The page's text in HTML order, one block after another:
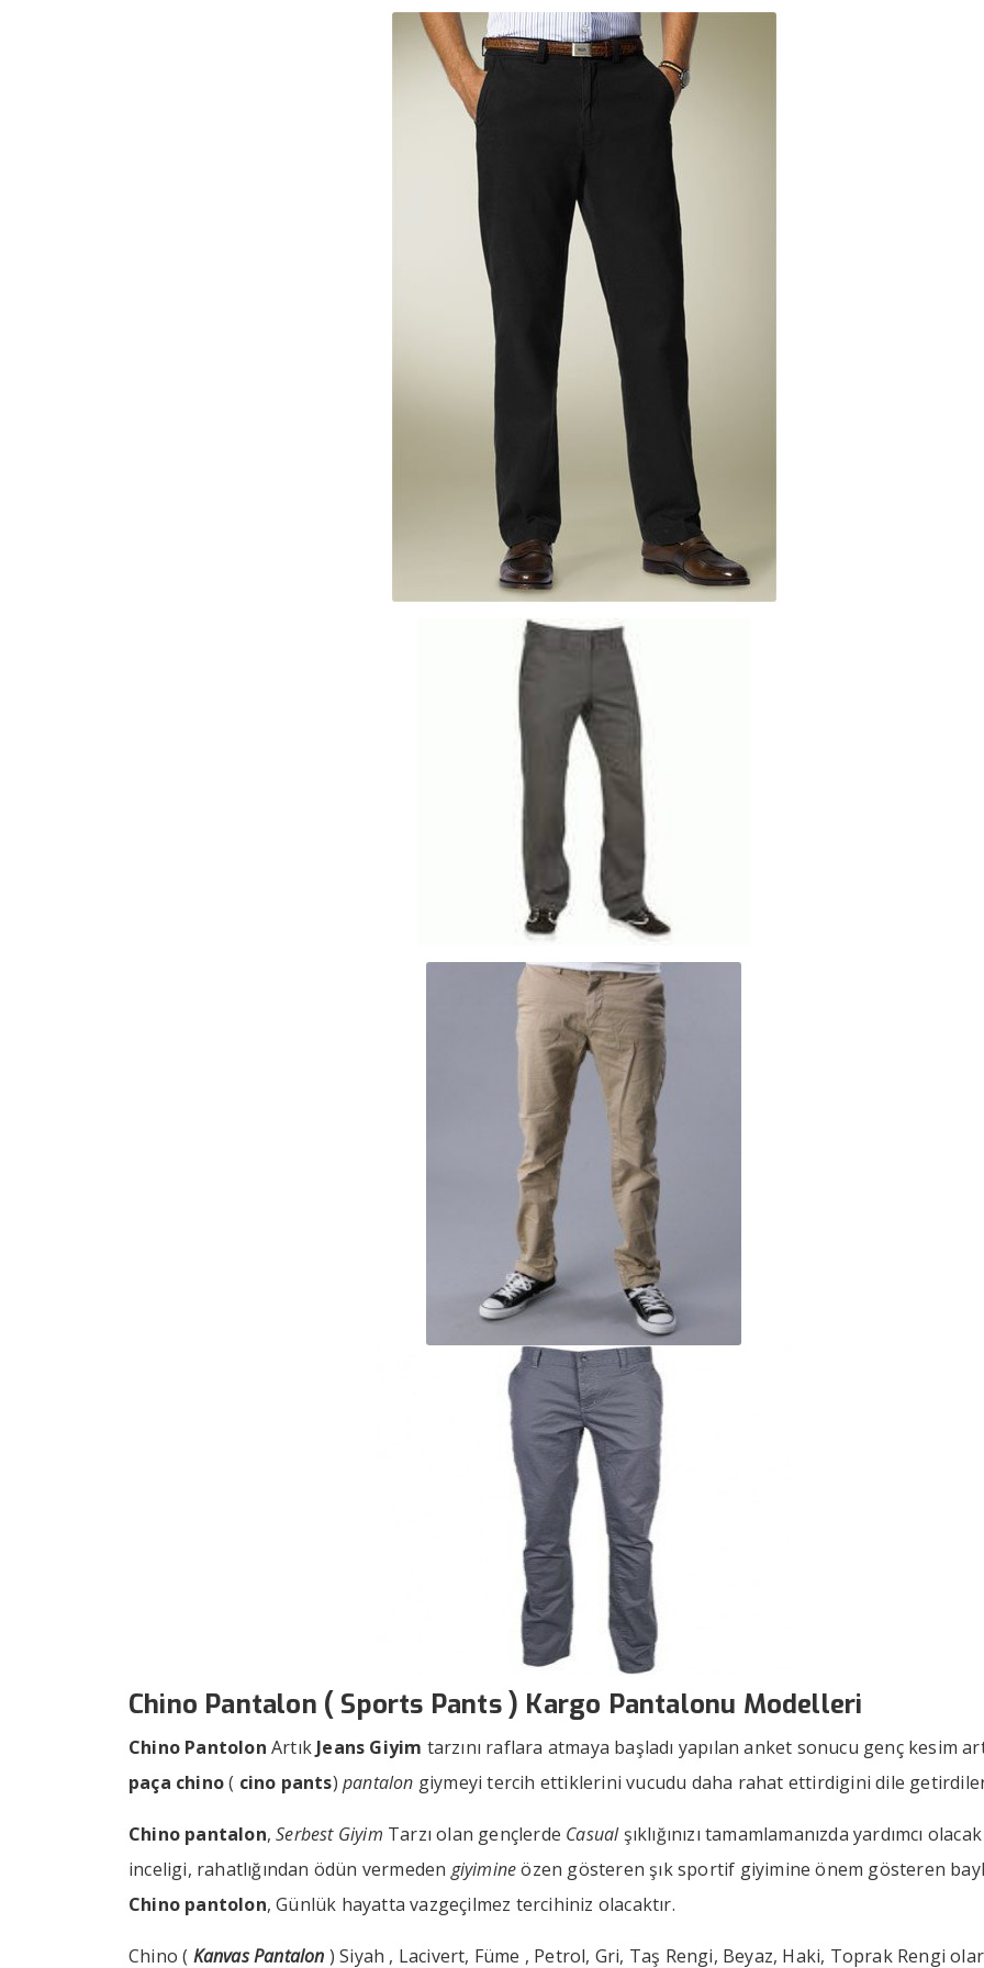
Chino Pantalon ( Sports Pants ) Kargo Pantalonu Modelleri
Chino Pantolon Artık Jeans Giyim tarzını raflara atmaya başladı yapılan anket sonucu genç kesim
paça chino( cino pants)pantalon giymeyi tercih ettiklerini vucudu daha rahat ettirdigini dile
Chino pantalon,Serbest Giyim Tarzı olan gençlerde Casualşıklığınızı tamamlamanızda yardımcı
inceligi, rahatlığından ödün vermeden giyimineözen gösteren şık sportif giyimine önem gösteren
Chino pantolon, Günlük hayatta vazgeçilmez tercihiniz olacaktır.
Chino ( Kanvas Pantalon ) Siyah , Lacivert, Füme , Petrol, Gri, Taş Rengi, Beyaz, Haki, Toprak Rengi